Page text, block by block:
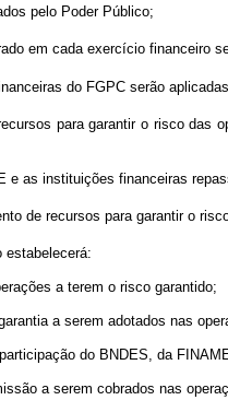
pelo Poder Público;
em cada exercício financeiro
do FGPC serão
para garantir o risco das
e as instituições financeiras
de recursos para garantir o
estabelecerá:
a terem o risco garantido;
a serem adotados nas
do BNDES, da
a serem cobrados nas